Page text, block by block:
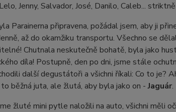
Jenny, Salvador, José, Danilo, Caleb...
Parainerna připravena, požádal jsem, aby ji
až do okamžiku transportu. Všechno se
Chutnala neskutečně bohatě, byla jako
díla! Postupně, den po dni, jsme stále
další degustátoři a všichni říkali: Co to je?
běžná juta, ale žlutá, aby byla jako on -Jaguár.
žluté mini pytle naložili na auto, všichni měli